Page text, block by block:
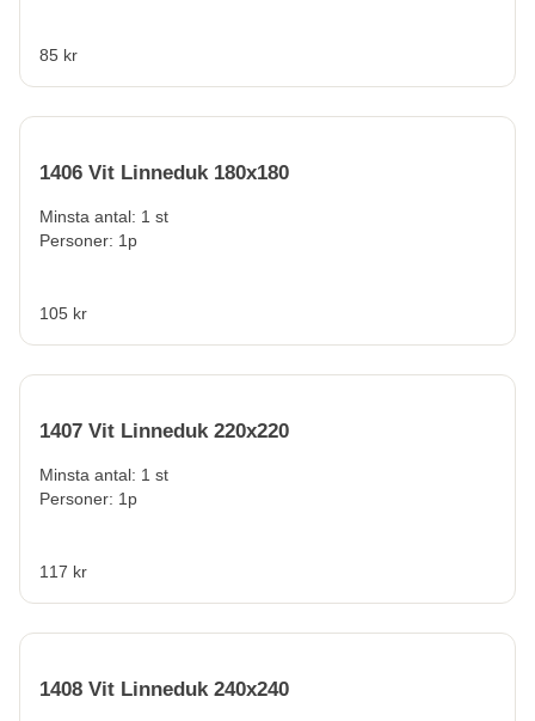
85 kr
1406 Vit Linneduk 180x180
Minsta antal: 1 st
Personer: 1p
105 kr
1407 Vit Linneduk 220x220
Minsta antal: 1 st
Personer: 1p
117 kr
1408 Vit Linneduk 240x240